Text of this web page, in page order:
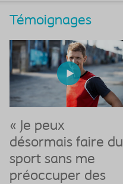
Témoignages
« Je peux
désormais faire du
sport sans me
préoccuper des